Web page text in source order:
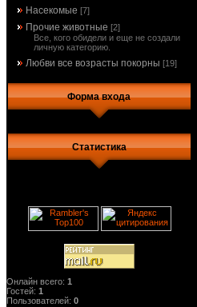
Насекомые [7]
Прочие животные [2]
Все, кого обидели и еще не создали
личную категорию.
Любви все возрасты покорны [19]
Форма входа
Статистика
Онлайн всего: 1
Гостей: 1
Пользователей: 0